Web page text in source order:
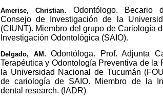
Amerise, Christian. Odontólogo. Becario
Consejo de Investigación de la
(CIUNT). Miembro del grupo de Cariología
Investigación Odontológica (SAIO).
Delgado, AM . Odontóloga. Prof. Adjunta
Terapéutica y Odontología Preventiva de la
la Universidad Nacional de Tucumán
de cariología de SAIO. Miembro de la
dental research. (IADR)